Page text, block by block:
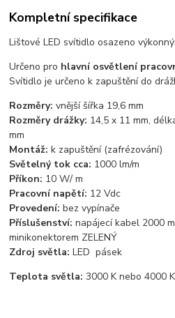
Kompletní specifikace
Lištové LED svítidlo osazeno
Určeno pro hlavní osvětlení
Svítidlo je určeno k zapuštění do
Rozměry: vnější šířka 19,6 mm
Rozměry drážky: 14,5 x 11 mm,
mm
Montáž: k zapuštění (zafrézování)
Světelný tok cca: 1000 lm/m
Příkon: 10 W/ m
Pracovní napětí: 12 Vdc
Provedení:bez vypínače
Příslušenství:napájecí kabel 2000
minikonektorem ZELENÝ
Zdroj světla:LED pásek
Teplota světla:3000 K nebo 4000 K